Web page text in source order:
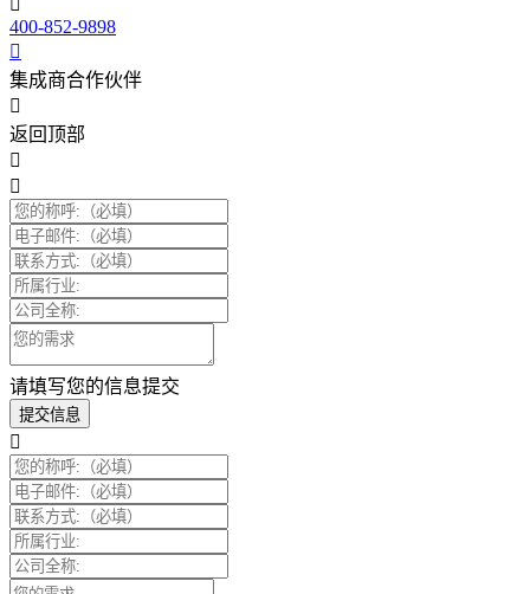
400-852-9898
集成商合作伙伴
返回顶部
请填写您的信息提交
提交信息